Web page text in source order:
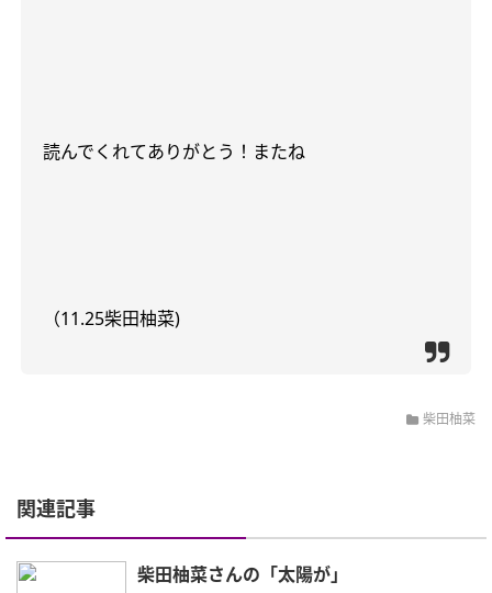
読んでくれてありがとう！またね
（11.25柴田柚菜)
柴田柚菜
関連記事
柴田柚菜さんの「太陽が」